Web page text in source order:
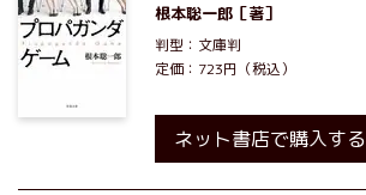
根本聡一郎 ［著］
判型：文庫判
定価：723円（税込）
ネット書店で購入する